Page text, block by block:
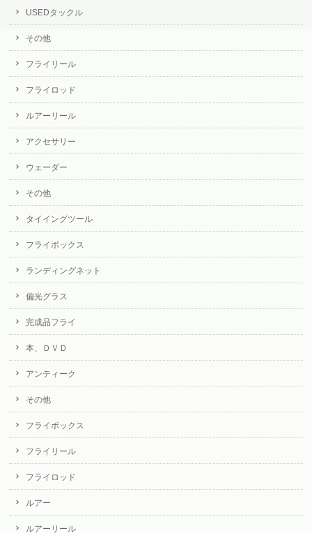
USEDタックル
その他
フライリール
フライロッド
ルアーリール
アクセサリー
ウェーダー
その他
タイイングツール
フライボックス
ランディングネット
偏光グラス
完成品フライ
本、ＤＶＤ
アンティーク
その他
フライボックス
フライリール
フライロッド
ルアー
ルアーリール